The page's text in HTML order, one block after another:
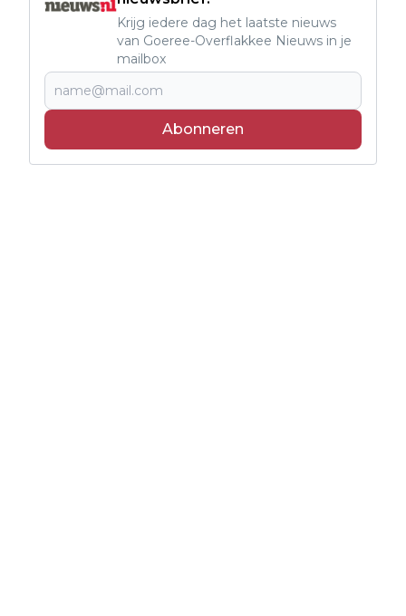
Krijg iedere dag het laatste nieuws
van Goeree-Overflakkee Nieuws in je
mailbox
Abonneren